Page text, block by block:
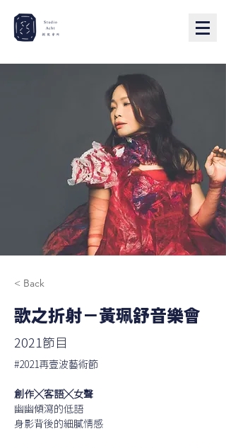
< Back
歌之折射－黃珮舒音樂會
2021節目
#2021再壹波藝術節
創作╳客語╳女聲
幽幽傾瀉的低語
身影背後的細膩情感